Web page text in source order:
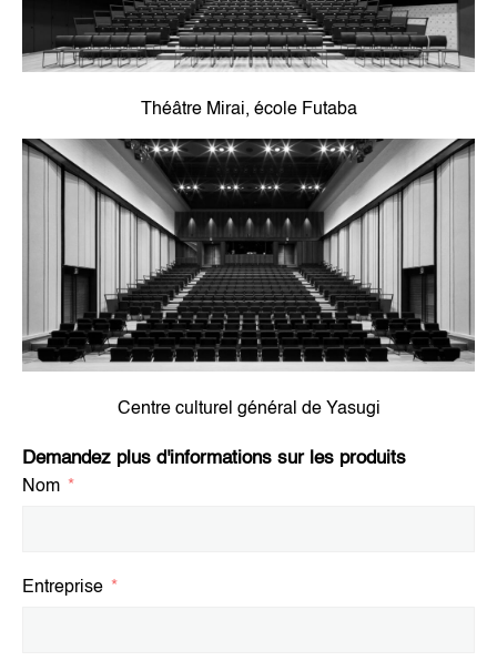
Théâtre Mirai, école Futaba
Centre culturel général de Yasugi
Demandez plus d'informations sur les produits
Nom
Entreprise